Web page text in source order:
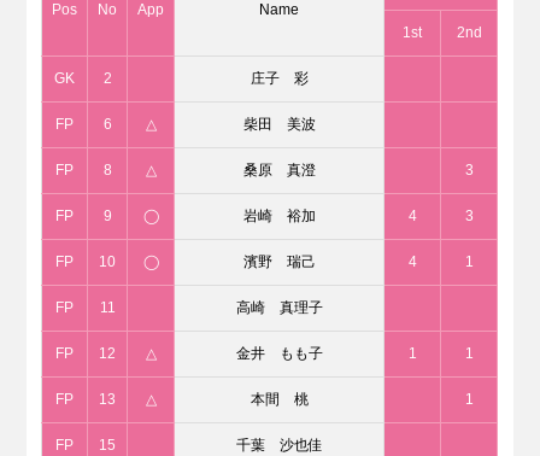
Pos No App Name
1st 2nd
GK 2 庄子 彩
FP 6 △ 柴田 美波
FP 8 △ 桑原 真澄 3
FP 9 ◯ 岩崎 裕加 4 3
FP 10 ◯ 濱野 瑞己 4 1
FP 11 高崎 真理子
FP 12 △ 金井 もも子 1 1
FP 13 △ 本間 桃 1
FP 15 千葉 沙也佳